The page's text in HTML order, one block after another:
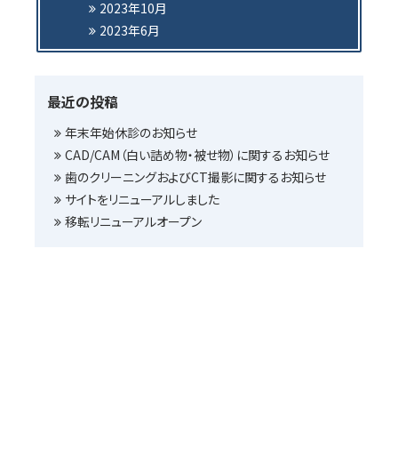
2023年10月
2023年6月
最近の投稿
年末年始休診のお知らせ
CAD/CAM（白い詰め物・被せ物）に関するお知らせ
歯のクリーニングおよびCT撮影に関するお知らせ
サイトをリニューアルしました
移転リニューアルオープン